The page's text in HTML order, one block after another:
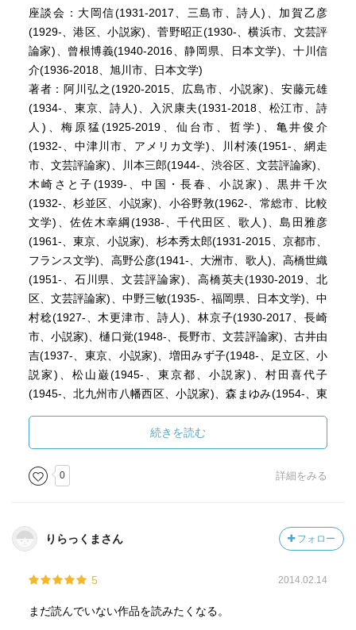
座談会：大岡信(1931-2017、三島市、詩人)、加賀乙彦
(1929-、港区、小説家)、菅野昭正(1930-、横浜市、文芸評
論家)、曾根博義(1940-2016、静岡県、日本文学)、十川信
介(1936-2018、旭川市、日本文学)
著者：阿川弘之(1920-2015、広島市、小説家)、安藤元雄
(1934-、東京、詩人)、入沢康夫(1931-2018、松江市、詩
人)、梅原猛(1925-2019、仙台市、哲学)、亀井俊介
(1932-、中津川市、アメリカ文学)、川村湊(1951-、網走
市、文芸評論家)、川本三郎(1944-、渋谷区、文芸評論家)、
木崎さと子(1939-、中国・長春、小説家)、黒井千次
(1932-、杉並区、小説家)、小谷野敦(1962-、常総市、比較
文学)、佐佐木幸綱(1938-、千代田区、歌人)、島田雅彦
(1961-、東京、小説家)、杉本秀太郎(1931-2015、京都市、
フランス文学)、高野公彦(1941-、大洲市、歌人)、高橋世織
(1951-、石川県、文芸評論家)、高橋英夫(1930-2019、北
区、文芸評論家)、中野三敏(1935-、福岡県、日本文学)、中
村稔(1927-、木更津市、詩人)、林京子(1930-2017、長崎
市、小説家)、樋口覚(1948-、長野市、文芸評論家)、古井由
吉(1937-、東京、小説家)、増田みず子(1948-、足立区、小
説家)、松山巌(1945-、東京都、小説家)、村田喜代子
(1945-、北九州市八幡西区、小説家)、森まゆみ(1954-、東
続きを読む
0 詳細をみる
りらっくまさん フォロー
5 2014.02.14
まだ読んでいない作品を読みたくなる。